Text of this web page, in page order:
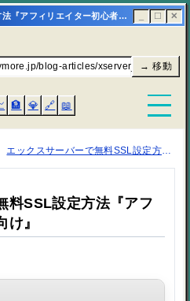
エックスサーバーで無料SSL設定方法『アフィリエイター初心者向け』 | マネモア ☐ ✕
blog-articles/xserver_ssl/→ 移動
🏦 💎 🔗 📖
エックスサーバーで無料SSL設定方法『アフィリエイター初心者向け』
料SSL設定方法『アフ
け』